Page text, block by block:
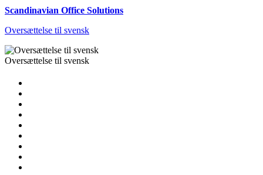
Scandinavian Office Solutions
Oversættelse til svensk
Oversættelse til svensk